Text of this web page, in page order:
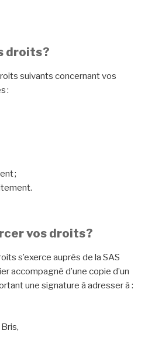
droits ?
suivants concernant vos
:
;
vos droits ?
s’exerce auprès de la SAS
accompagné d’une copie d’un
une signature à adresser à :